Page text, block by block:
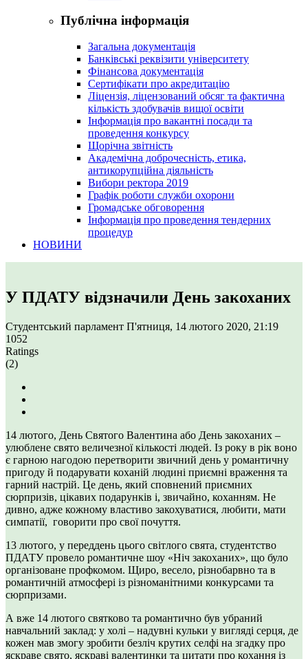
Публічна інформація
Загальна документація
Банківські реквізити університету
Фінансова документація
Сертифікати про акредитацію
Ліцензія, ліцензований обсяг та фактична
кількість здобувачів вищої освіти
Інформація про вакантні посади та
проведення конкурсу
Щорічна звітність
Академічна доброчесність, етика,
антикорупційна діяльність
Вибори ректора 2019
Графік роботи служби охорони
Громадське обговорення
Інформація про проведення тендерних
процедур
НОВИНИ
У ПДАТУ відзначили День закоханих
Студентський парламент П'ятниця, 14 лютого 2020, 21:19
1052
Ratings
(2)
14 лютого, День Святого Валентина або День закоханих –
улюблене свято величезної кількості людей. Із року в рік воно
є гарною нагодою перетворити звичний день у романтичну
пригоду й подарувати коханій людині приємні враження та
гарний настрій. Це день, який сповнений приємних
сюрпризів, цікавих подарунків і, звичайно, коханням. Не
дивно, адже кожному властиво закохуватися, любити, мати
симпатії, говорити про свої почуття.
13 лютого, у переддень цього світлого свята, студентство
ПДАТУ провело романтичне шоу «Ніч закоханих», що було
організоване профкомом. Щиро, весело, різнобарвно та в
романтичній атмосфері із різноманітними конкурсами та
сюрпризами.
А вже 14 лютого святково та романтично був убраний
навчальний заклад: у холі – надувні кульки у вигляді серця, де
кожен мав змогу зробити безліч крутих селфі на згадку про
яскраве свято, яскраві валентинки та цитати про кохання із